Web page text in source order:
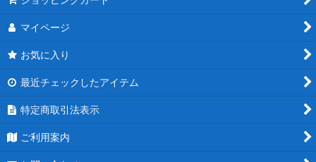
マイページ
お気に入り
最近チェックしたアイテム
特定商取引法表示
ご利用案内